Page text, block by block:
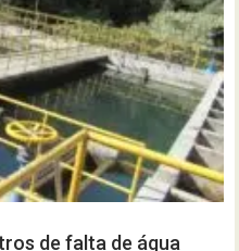
de falta de água